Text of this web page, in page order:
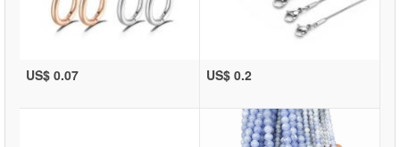
US$ 0.07 US$ 0.2